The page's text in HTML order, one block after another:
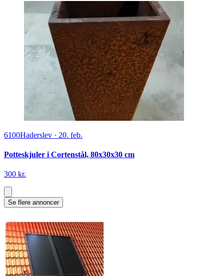
6100Haderslev · 20. feb.
Potteskjuler i Cortenstål, 80x30x30 cm
300 kr.
Se flere annoncer